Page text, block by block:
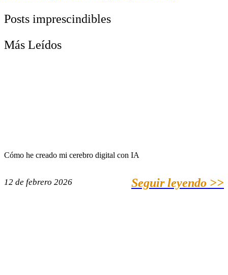
Posts imprescindibles
Más Leídos
Cómo he creado mi cerebro digital con IA
12 de febrero 2026 Seguir leyendo >>